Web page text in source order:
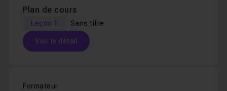
Plan de cours
Leçon 1 Sans titre
Voir le détail
Formateur